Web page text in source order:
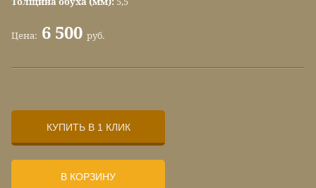
Цена: 6 500 руб.
КУПИТЬ В 1 КЛИК
В КОРЗИНУ